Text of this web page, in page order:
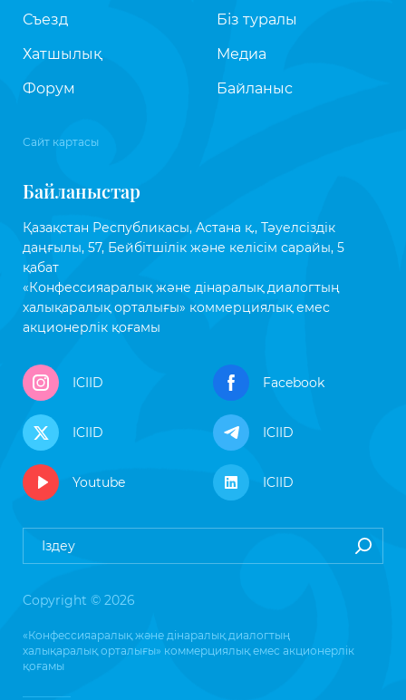
Съезд
Хатшылық
Форум
Біз туралы
Медиа
Байланыс
Сайт картасы
Байланыстар
Қазақстан Республикасы, Астана қ., Тәуелсіздік
даңғылы, 57, Бейбітшілік және келісім сарайы, 5
қабат
«Конфессияаралық және дінаралық диалогтың
халықаралық орталығы» коммерциялық емес
акционерлік қоғамы
ICIID Facebook
ICIID ICIID
Youtube ICIID
Copyright © 2026
«Конфессияаралық және дінаралық диалогтың
халықаралық орталығы» коммерциялық емес акционерлік
қоғамы